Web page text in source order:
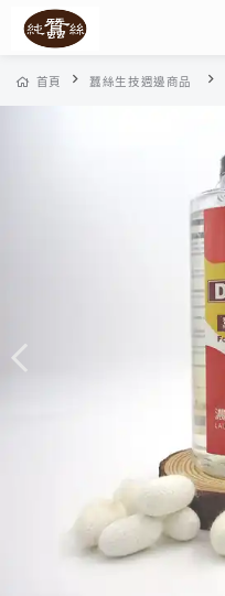
首頁 蠶絲生技週邊商品